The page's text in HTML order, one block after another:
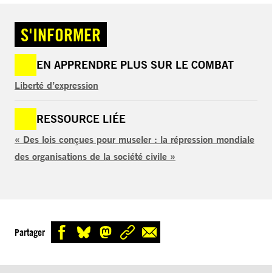
S'INFORMER
EN APPRENDRE PLUS SUR LE COMBAT
Liberté d’expression
RESSOURCE LIÉE
« Des lois conçues pour museler : la répression mondiale
des organisations de la société civile »
Partager